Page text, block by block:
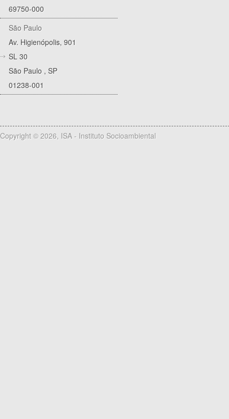
69750-000
São Paulo
Av. Higienópolis, 901
SL 30
São Paulo , SP
01238-001
Copyright © 2026, ISA - Instituto Socioambiental